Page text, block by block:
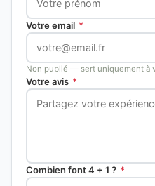
Votre email *
Non publié — sert uniquement à
Votre avis *
Combien font 4 + 1 ? *